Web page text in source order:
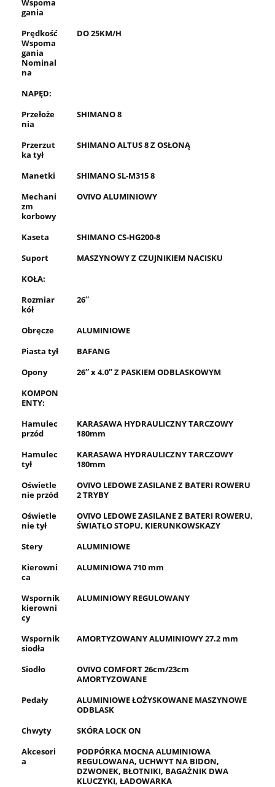
Wspoma
gania
Prędkość
Wspoma
gania
Nominal
na
DO 25KM/H
NAPĘD:
Przełoże
nia
SHIMANO 8
Przerzut
ka tył
SHIMANO ALTUS 8 Z OSŁONĄ
Manetki
SHIMANO SL-M315 8
Mechani
zm
korbowy
OVIVO ALUMINIOWY
Kaseta
SHIMANO CS-HG200-8
Suport
MASZYNOWY Z CZUJNIKIEM NACISKU
KOŁA:
Rozmiar
kół
26″
Obręcze
ALUMINIOWE
Piasta tył
BAFANG
Opony
26″ x 4.0″ Z PASKIEM ODBLASKOWYM
KOMPON
ENTY:
Hamulec
przód
KARASAWA HYDRAULICZNY TARCZOWY
180mm
Hamulec
tył
KARASAWA HYDRAULICZNY TARCZOWY
180mm
Oświetle
nie przód
OVIVO LEDOWE ZASILANE Z BATERI ROWERU
2 TRYBY
Oświetle
nie tył
OVIVO LEDOWE ZASILANE Z BATERI ROWERU,
ŚWIATŁO STOPU, KIERUNKOWSKAZY
Stery
ALUMINIOWE
Kierowni
ca
ALUMINIOWA 710 mm
Wspornik
kierowni
cy
ALUMINIOWY REGULOWANY
Wspornik
siodła
AMORTYZOWANY ALUMINIOWY 27.2 mm
Siodło
OVIVO COMFORT 26cm/23cm
AMORTYZOWANE
Pedały
ALUMINIOWE ŁOŻYSKOWANE MASZYNOWE
ODBLASK
Chwyty
SKÓRA LOCK ON
Akcesori
a
PODPÓRKA MOCNA ALUMINIOWA
REGULOWANA, UCHWYT NA BIDON,
DZWONEK, BŁOTNIKI, BAGAŻNIK DWA
KLUCZYKI, ŁADOWARKA